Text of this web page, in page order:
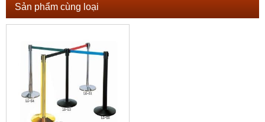
Sản phẩm cùng loại